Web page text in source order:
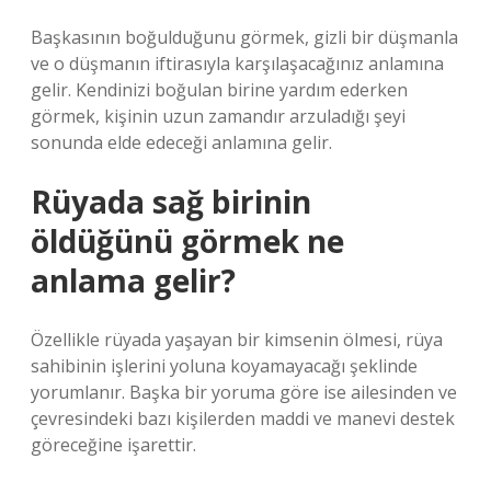
Başkasının boğulduğunu görmek, gizli bir düşmanla
ve o düşmanın iftirasıyla karşılaşacağınız anlamına
gelir. Kendinizi boğulan birine yardım ederken
görmek, kişinin uzun zamandır arzuladığı şeyi
sonunda elde edeceği anlamına gelir.
Rüyada sağ birinin
öldüğünü görmek ne
anlama gelir?
Özellikle rüyada yaşayan bir kimsenin ölmesi, rüya
sahibinin işlerini yoluna koyamayacağı şeklinde
yorumlanır. Başka bir yoruma göre ise ailesinden ve
çevresindeki bazı kişilerden maddi ve manevi destek
göreceğine işarettir.